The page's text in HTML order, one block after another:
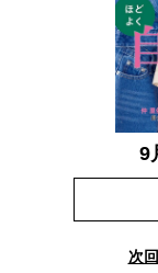
9
次